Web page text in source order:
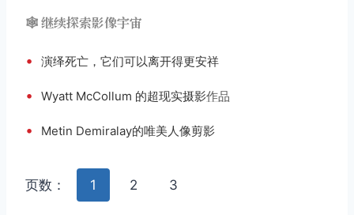
🕸️ 继续探索影像宇宙
• 演绎死亡，它们可以离开得更安祥
• Wyatt McCollum 的超现实摄影作品
• Metin Demiralay的唯美人像剪影
页数： 1 2 3